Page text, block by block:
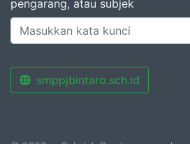
pengarang, atau subjek
smppjbintaro.sch.id